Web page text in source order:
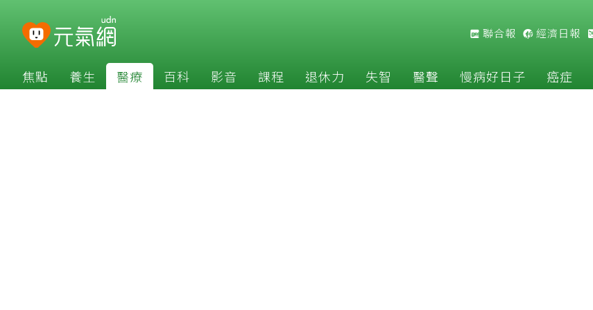
聯合報 經濟日報
焦點 養生 醫療 百科 影音 課程 退休力 失智 醫聲 慢病好日子 癌症